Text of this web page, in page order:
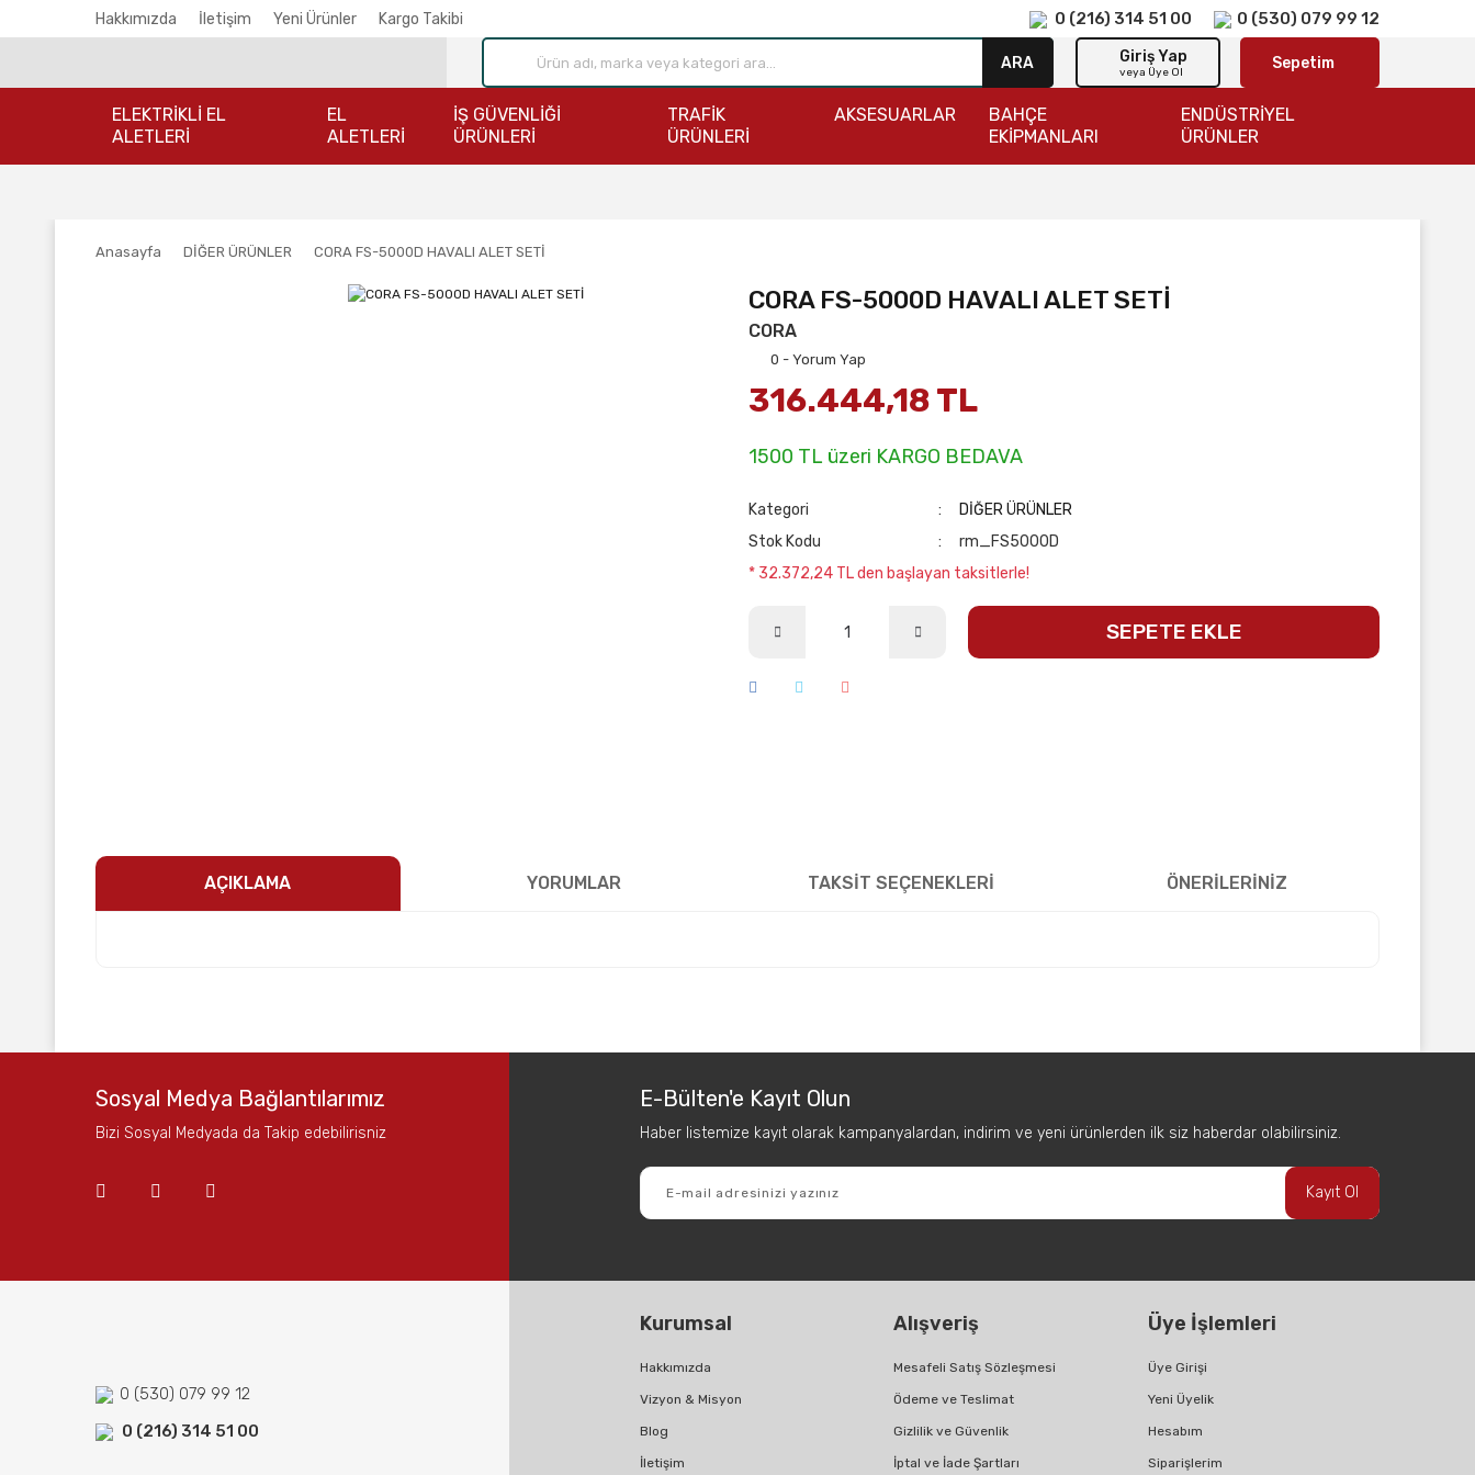
Hakkımızda İletişim Yeni Ürünler Kargo Takibi 0 (216) 314 51 00 0 (530) 079 99 12
ARA Giriş Yap
veya Üye Ol Sepetim
ELEKTRİKLİ EL
ALETLERİ
EL
ALETLERİ
İŞ GÜVENLİĞİ
ÜRÜNLERİ
TRAFİK
ÜRÜNLERİ
AKSESUARLAR
BAHÇE
EKİPMANLARI
ENDÜSTRİYEL
ÜRÜNLER
Anasayfa DİĞER ÜRÜNLER CORA FS-5000D HAVALI ALET SETİ
CORA FS-5000D HAVALI ALET SETİ
CORA
0 - Yorum Yap
316.444,18 TL
1500 TL üzeri KARGO BEDAVA
Kategori
DİĞER ÜRÜNLER
Stok Kodu
rm_FS5000D
* 32.372,24 TL den başlayan taksitlerle!
SEPETE EKLE
AÇIKLAMA YORUMLAR TAKSİT SEÇENEKLERİ ÖNERİLERİNİZ
Yorum Yaz
Ürün açıklamasında eksik bilgiler bulunuyor.
Ürün fiyatı diğer sitelerden daha pahalı.
Sosyal Medya Bağlantılarımız
Bizi Sosyal Medyada da Takip edebilirisniz
E-Bülten'e Kayıt Olun
Haber listemize kayıt olarak kampanyalardan, indirim ve yeni ürünlerden ilk siz haberdar olabilirsiniz.
Kayıt Ol
0 (530) 079 99 12
0 (216) 314 51 00
Kurumsal
Hakkımızda
Vizyon & Misyon
Blog
İletişim
Alışveriş
Mesafeli Satış Sözleşmesi
Ödeme ve Teslimat
Gizlilik ve Güvenlik
İptal ve İade Şartları
Üye İşlemleri
Üye Girişi
Yeni Üyelik
Hesabım
Siparişlerim